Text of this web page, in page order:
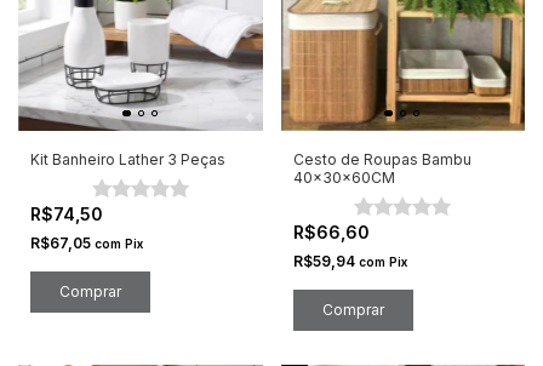
Kit Banheiro Lather 3 Peças
R$74,50
R$67,05 com Pix
Cesto de Roupas Bambu
40x30x60CM
R$66,60
R$59,94 com Pix